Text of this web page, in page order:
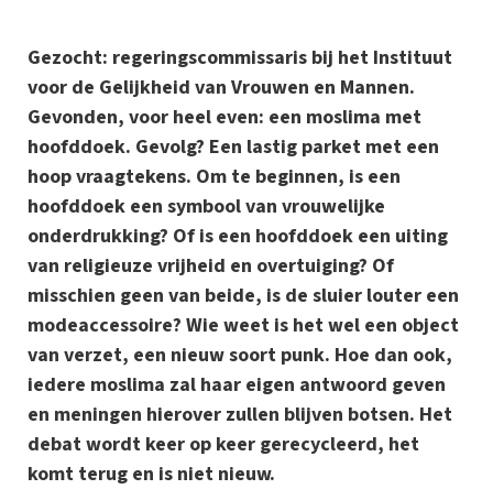
Gezocht: regeringscommissaris bij het Instituut
voor de Gelijkheid van Vrouwen en Mannen.
Gevonden, voor heel even: een moslima met
hoofddoek. Gevolg? Een lastig parket met een
hoop vraagtekens. Om te beginnen, is een
hoofddoek een symbool van vrouwelijke
onderdrukking? Of is een hoofddoek een uiting
van religieuze vrijheid en overtuiging? Of
misschien geen van beide, is de sluier louter een
modeaccessoire? Wie weet is het wel een object
van verzet, een nieuw soort punk. Hoe dan ook,
iedere moslima zal haar eigen antwoord geven
en meningen hierover zullen blijven botsen. Het
debat wordt keer op keer gerecycleerd, het
komt terug en is niet nieuw.